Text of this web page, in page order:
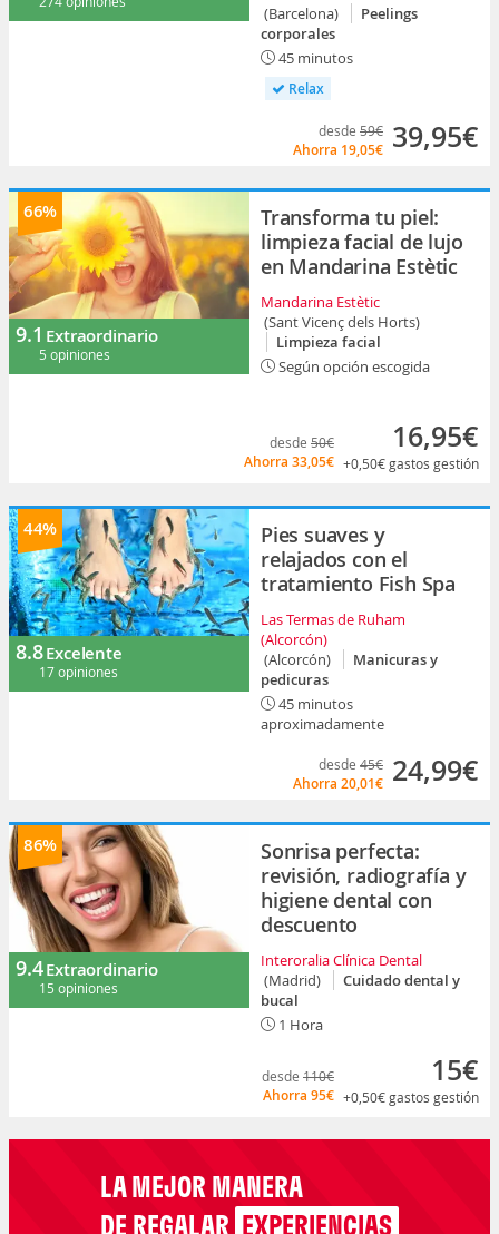
(Barcelona)
Peelings
corporales
45 minutos
Relax
desde 59€
Ahorra 19,05€ 39,95€
66%
9.1 Extraordinario
5 opiniones
Transforma tu piel:
limpieza facial de lujo
en Mandarina Estètic
Mandarina Estètic
(Sant Vicenç dels Horts)
Limpieza facial
Según opción escogida
desde 50€
Ahorra 33,05€
16,95€
+0,50€gastos gestión
44%
8.8Excelente
17 opiniones
Pies suaves y
relajados con el
tratamiento Fish Spa
Las Termas de Ruham
(Alcorcón)
(Alcorcón)
Manicuras y
pedicuras
45 minutos
aproximadamente
desde 45€
Ahorra 20,01€ 24,99€
86%
9.4Extraordinario
15 opiniones
Sonrisa perfecta:
revisión, radiografía y
higiene dental con
descuento
Interoralia Clínica Dental
(Madrid)
Cuidado dental y
bucal
1 Hora
desde 110€
Ahorra 95€
15€
+0,50€gastos gestión
LA MEJOR MANERA
DE REGALAR EXPERIENCIAS